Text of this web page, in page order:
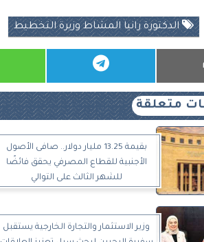
الدكتورة رانيا المشاط وزيرة التخطيط
متعلقة
بقيمة 13.25 مليار دولار.. صافى الأصول
الأجنبية للقطاع المصرفي يحقق فائضًا
للشهر الثالث على التوالي
وزير الاستثمار والتجارة الخارجية يستقبل